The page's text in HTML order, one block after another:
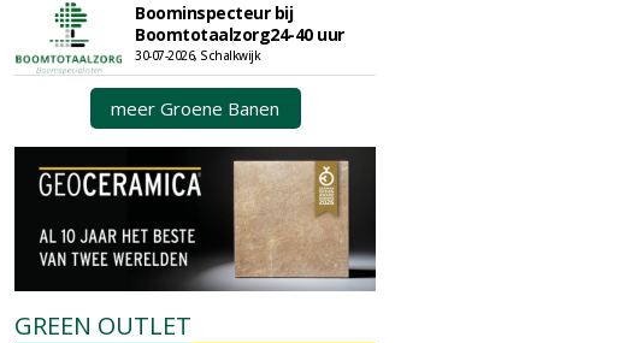
Boominspecteur bij
Boomtotaalzorg24-40 uur
30-07-2026, Schalkwijk
meer Groene Banen
GREEN OUTLET